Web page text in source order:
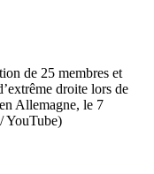
de 25 membres et
droite lors de
Allemagne, le 7
YouTube)